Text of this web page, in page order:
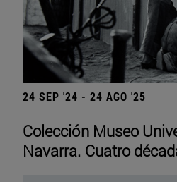
24 SEP '24 - 24 AGO '25
Colección Museo
Navarra. Cuatro